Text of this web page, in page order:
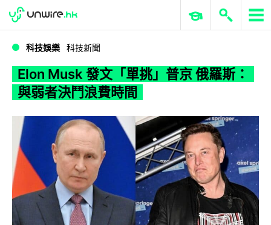
WWDC 2026 ERP 與商業 AI
科技娛樂 科技新聞
Elon Musk 發文「單挑」普京 俄羅斯：
與弱者決鬥浪費時間